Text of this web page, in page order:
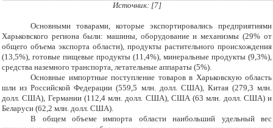
Источник:[7]
Основными товарами, которые экспортировались предприятиями
Харьковского региона были: машины, оборудование и механизмы (29% от
общего объема экспорта области), продукты растительного происхождения
(13,5%), готовые пищевые продукты (11,4%), минеральные продукты (9,3%),
средства наземного транспорта, летательные аппараты (5%).
Основные импортные поступление товаров в Харьковскую область
шли из Российской Федерации (559,5 млн. долл. США), Китая (279,3 млн.
долл. США), Германии (112,4 млн. долл. США), США (63 млн. долл. США) и
Беларуси (62,2 млн. долл. США).
В общем объеме импорта области наибольший удельный вес